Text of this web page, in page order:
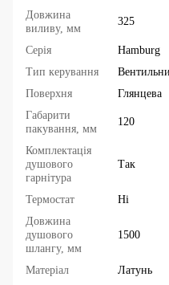
Довжина
виливу, мм
325
Серія
Hamburg
Тип керування
Поверхня
Глянцева
Габарити
пакування, мм
120
Комплектація
душового
гарнітура
Так
Термостат
Ні
Довжина
душового
шлангу, мм
1500
Матеріал
Латунь